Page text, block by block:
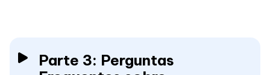
Parte 3: Perguntas